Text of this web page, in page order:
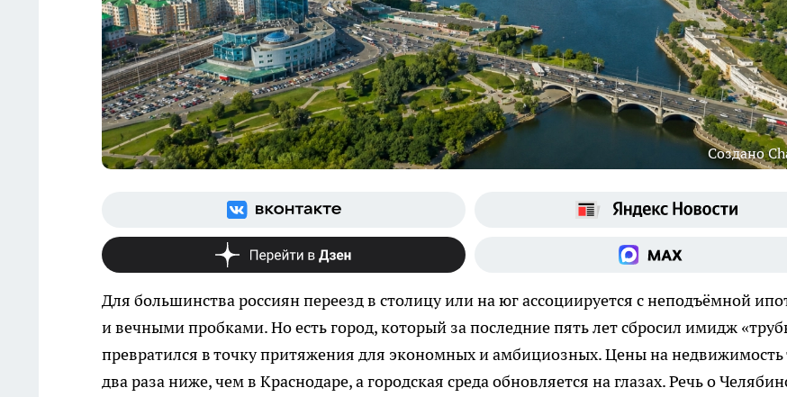
Создано
Для большинства россиян переезд в столицу или на юг ассоциируется с неподъёмной
и вечными пробками. Но есть город, который за последние пять лет сбросил имидж
превратился в точку притяжения для экономных и амбициозных. Цены на недвижимость
два раза ниже, чем в Краснодаре, а городская среда обновляется на глазах. Речь о